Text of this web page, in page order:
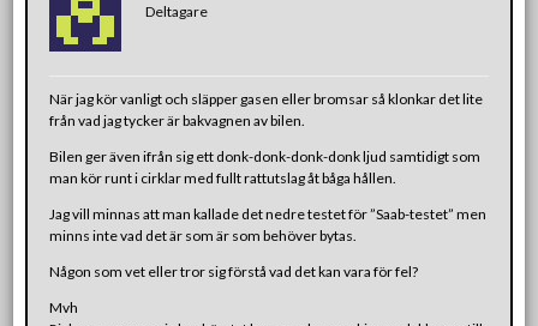
Deltagare
När jag kör vanligt och släpper gasen eller bromsar så klonkar det lite
från vad jag tycker är bakvagnen av bilen.
Bilen ger även ifrån sig ett donk-donk-donk-donk ljud samtidigt som
man kör runt i cirklar med fullt rattutslag åt båga hållen.
Jag vill minnas att man kallade det nedre testet för ”Saab-testet” men
minns inte vad det är som är som behöver bytas.
Någon som vet eller tror sig förstå vad det kan vara för fel?
Mvh